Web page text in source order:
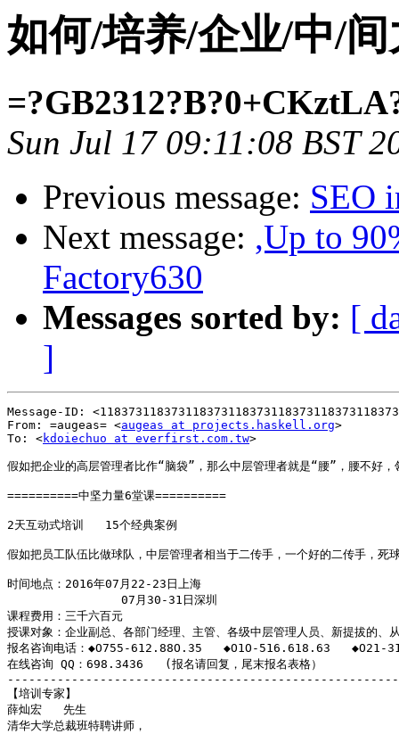
如何/培养/企业/中/间
Sun Jul 17 09:11:08 BST
Previous message: SEO
Next message: ,Up to
Factory630
Messages sorted by: [
]
Message-ID:
From: =augeas= <augeas at projects.haskell.org>
To: <kdoiechuo at everfirst.com.tw>
假如把企业的高层管理者比作“脑袋”，那么中层管理者就是“腰”，腰不好，
==========中坚力量6堂课==========
2天互动式培训   15个经典案例
假如把员工队伍比做球队，中层管理者相当于二传手，一个好的二传手，死
时间地点：2016年07月22-23日上海
                07月30-31日深圳
课程费用：三千六百元
授课对象：企业副总、各部门经理、主管、各级中层管理人员、新提拔的
报名咨询电话：◆O755-612.88O.35   ◆O1O-516.618.63   ◆O21-
在线咨询 QQ：698.3436   (报名请回复，尾末报名表格）
【培训专家】
薛灿宏   先生
清华大学总裁班特聘讲师，